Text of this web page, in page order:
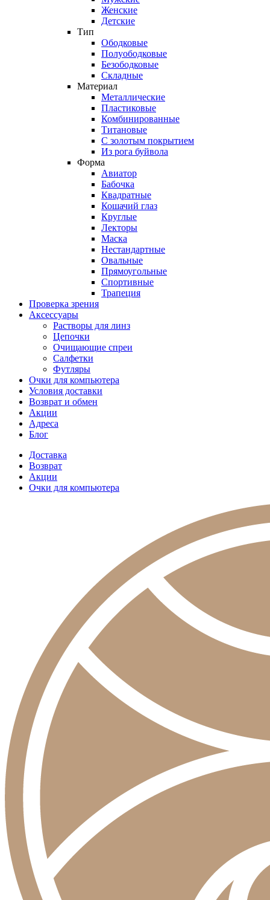
Женские
Детские
Тип
Ободковые
Полуободковые
Безободковые
Складные
Материал
Металлические
Пластиковые
Комбинированные
Титановые
С золотым покрытием
Из рога буйвола
Форма
Авиатор
Бабочка
Квадратные
Кошачий глаз
Круглые
Лекторы
Маска
Нестандартные
Овальные
Прямоугольные
Спортивные
Трапеция
Проверка зрения
Аксессуары
Растворы для линз
Цепочки
Очищающие спреи
Салфетки
Футляры
Очки для компьютера
Условия доставки
Возврат и обмен
Акции
Адреса
Блог
Доставка
Возврат
Акции
Очки для компьютера